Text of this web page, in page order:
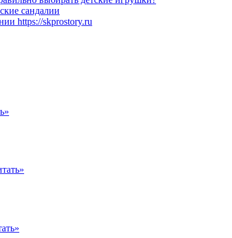
сандалии
https://skprostory.ru